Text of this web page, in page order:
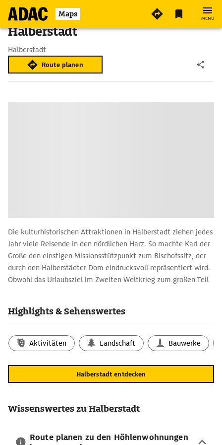
Maps MENÜ
Halberstadt
Halberstadt
Route planen
Die kulturhistorischen Attraktionen in Halberstadt ziehen jedes
Jahr viele Reisende in den nördlichen Harz. So machte Karl der
Große den einstigen Missionsstützpunkt zum Bischofssitz, der
durch den Halberstädter Dom eindrucksvoll repräsentiert wird.
Obwohl das Urlaubsziel im Zweiten Weltkrieg zum großen Teil
Halberstadt-Reisetipps für Urlaub im Harz
Die über 1.200 Jahre alte Stadt verfügt über viele einzigartige
Sehenswürdigkeiten. DerSt. Stephanus Dom
gilt als
600 Exponaten den größten Domschatz in Deutschland.
Unschätzbare Kunstwerke aus den verschiedenen Epochen sind
Bedeutung. Zu den Highlights zählt insbesondere die
Anreise nach Halberstadt mit ADAC Maps
Highlights & Sehenswertes
Aktivitäten Landschaft Bauwerke
Halberstadt entdecken
Wissenswertes zu Halberstadt
Route planen zu den Höhlenwohnungen